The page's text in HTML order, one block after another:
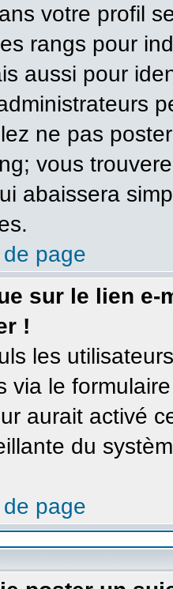
votre profil
rangs pour
aussi pour
ne pas
vous
abaissera
page
sur le lien e-
!
les
via le
aurait activé
du
page